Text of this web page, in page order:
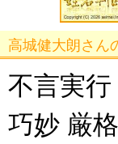
高城健大朗さん
不言実
巧妙 厳格